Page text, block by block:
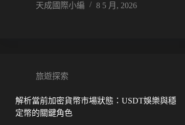
天成國際小編
8 5 月, 2026
旅遊探索
解析當前加密貨幣市場狀態：USDT娛樂與穩
定幣的關鍵角色